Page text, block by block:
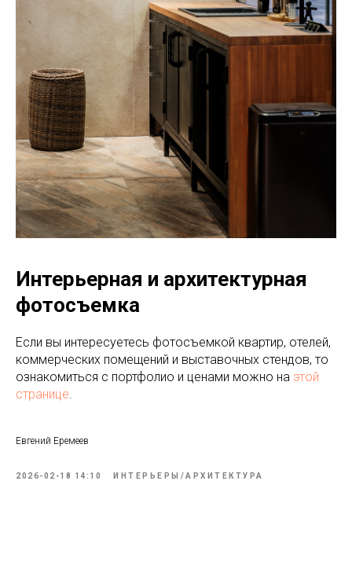
Интерьерная и архитектурная
фотосъемка
Если вы интересуетесь фотосъемкой квартир, отелей,
коммерческих помещений и выставочных стендов, то
ознакомиться с портфолио и ценами можно на этой
странице
Евгений Еремеев
2026-02-18 14:10 ИНТЕРЬЕРЫ/АРХИТЕКТУРА